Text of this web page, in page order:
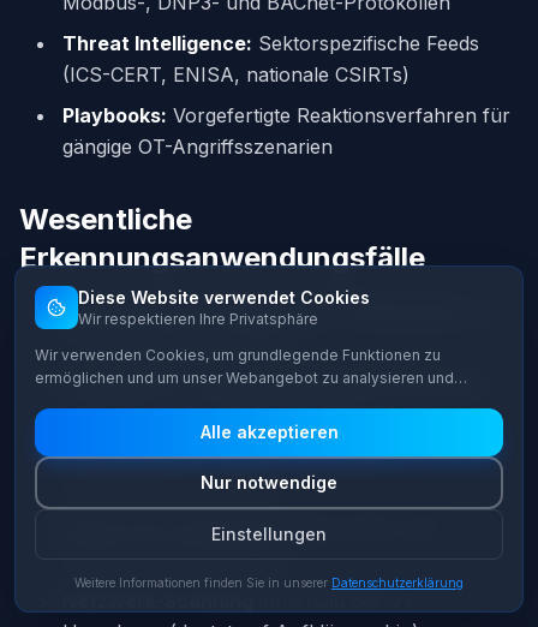
Diese Website verwendet Cookies
Wir respektieren Ihre Privatsphäre
Wir verwenden Cookies, um grundlegende Funktionen zu
ermöglichen und um unser Webangebot zu analysieren und
welche Cookie-Kategorien Sie zulassen möchten.
Alle akzeptieren
Nur notwendige
Einstellungen
Weitere Informationen finden Sie in unserer Datenschutzerklärung
Threat Intelligence: Sektorspezifische Feeds
(ICS-CERT, ENISA, nationale CSIRTs)
Playbooks: Vorgefertigte Reaktionsverfahren für
gängige OT-Angriffsszenarien
Wesentliche
Erkennungsanwendungsfälle
Unautorisierter Zugriff auf OT-Netzwerke
IT- oder externen Quellen
Anomale PLC-Programmierungsänderungen
außerhalb von Wartungsfenstern
Ungewöhnliche Datenexfiltrationaus
SCADA/MES-Systemen
Brute-Force-Versuchegegen HMI- oder
Engineering-Workstations